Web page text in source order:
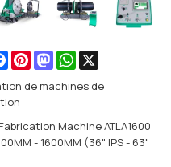
Facebook
PinterestMastodonWhatsApp
de machines de
Machine ATLA1600
- 1600MM (36" IPS - 63"